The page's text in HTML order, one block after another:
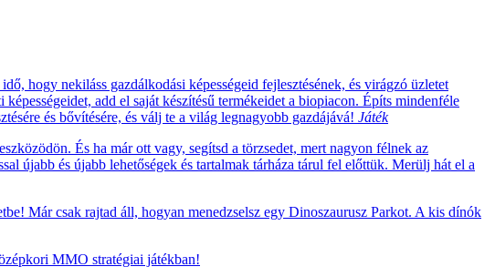
hogy nekiláss gazdálkodási képességeid fejlesztésének, és virágzó üzletet
add el saját készítésű termékeidet a biopiacon. Építs mindenféle
és bővítésére, és válj te a világ legnagyobb gazdájává! Játék
És ha már ott vagy, segítsd a törzsedet, mert nagyon félnek az
újabb és újabb lehetőségek és tartalmak tárháza tárul fel előttük. Merülj hát el a
Már csak rajtad áll, hogyan menedzselsz egy Dinoszaurusz Parkot. A kis dínók
MMO stratégiai játékban!